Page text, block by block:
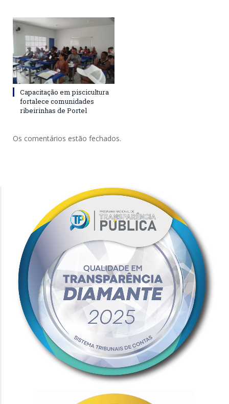
Capacitação em piscicultura
fortalece comunidades
ribeirinhas de Portel
Os comentários estão fechados.